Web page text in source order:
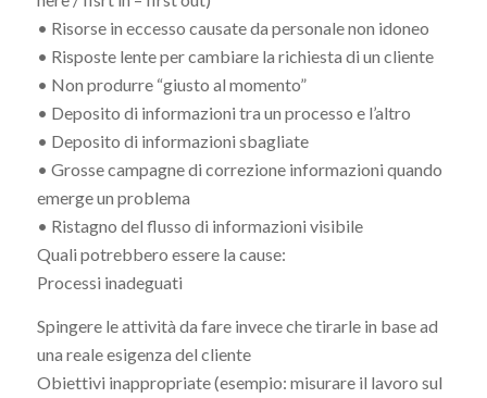
• Risorse in eccesso causate da personale non idoneo
• Risposte lente per cambiare la richiesta di un cliente
• Non produrre “giusto al momento”
• Deposito di informazioni tra un processo e l’altro
• Deposito di informazioni sbagliate
• Grosse campagne di correzione informazioni quando
emerge un problema
• Ristagno del flusso di informazioni visibile
Quali potrebbero essere la cause:
Processi inadeguati
Spingere le attività da fare invece che tirarle in base ad
una reale esigenza del cliente
Obiettivi inappropriate (esempio: misurare il lavoro sul